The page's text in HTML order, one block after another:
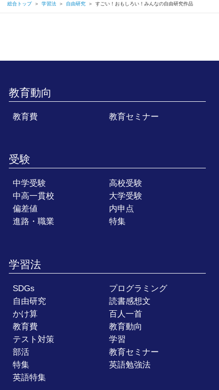
総合トップ ＞ 学習法 ＞ 自由研究 ＞ すごい！おもしろい！みんなの自由研究作品
教育動向
教育費 教育セミナー
受験
中学受験
高校受験
中高一貫校
大学受験
偏差値
内申点
進路・職業
特集
学習法
SDGs
プログラミング
自由研究
読書感想文
かけ算
百人一首
教育費
教育動向
テスト対策
学習
部活
教育セミナー
特集
英語勉強法
英語特集